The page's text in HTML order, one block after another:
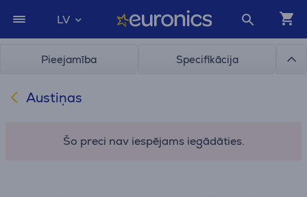
LV
Pieejamība Specifikācija
Austiņas
Šo preci nav iespējams iegādāties.